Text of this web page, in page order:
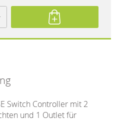
Switch Controller mit 2
und 1 Outlet für